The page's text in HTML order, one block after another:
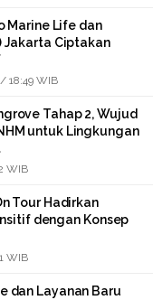
Marine Life dan
Jakarta Ciptakan
18:49 WIB
Tahap 2, Wujud
untuk Lingkungan
WIB
Tour Hadirkan
dengan Konsep
WIB
dan Layanan Baru